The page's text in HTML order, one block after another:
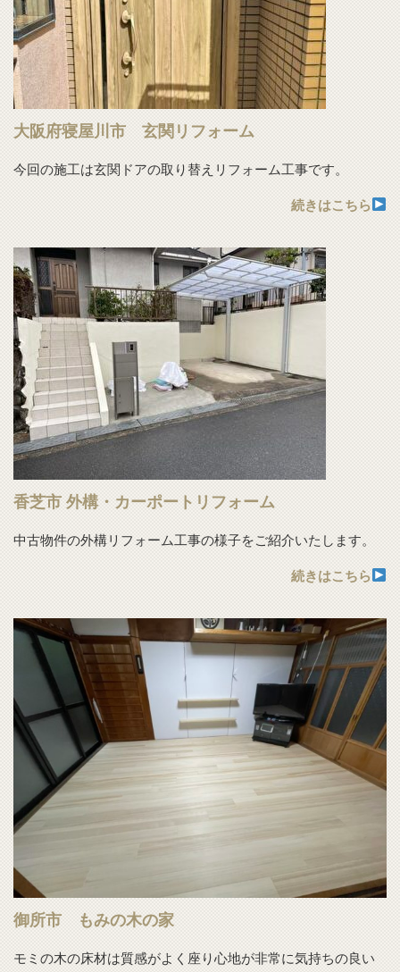
大阪府寝屋川市 玄関リフォーム
今回の施工は玄関ドアの取り替えリフォーム工事です。
続きはこちら
香芝市 外構・カーポートリフォーム
中古物件の外構リフォーム工事の様子をご紹介いたします。
続きはこちら
御所市 もみの木の家
モミの木の床材は質感がよく座り心地が非常に気持ちの良い